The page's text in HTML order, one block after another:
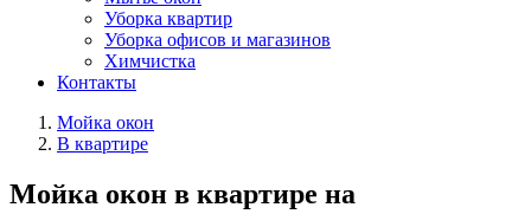
Уборка квартир
Уборка офисов и магазинов
Химчистка
Контакты
Мойка окон
В квартире
Мойка окон в квартире на